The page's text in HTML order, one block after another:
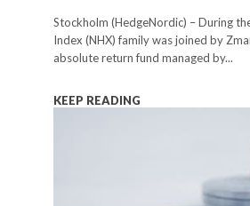
Stockholm (HedgeNordic) – During
Index (NHX) family was joined by
absolute return fund managed by...
KEEP READING